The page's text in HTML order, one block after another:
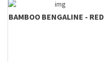
BAMBOO BENGALINE - RED